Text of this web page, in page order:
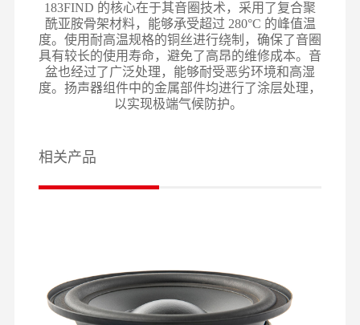
183FIND 的核心在于其音圈技术，采用了复合聚
酰亚胺骨架材料，能够承受超过 280°C 的峰值温
度。使用耐高温规格的铜丝进行绕制，确保了音圈
具有较长的使用寿命，避免了高昂的维修成本。音
盆也经过了广泛处理，能够耐受恶劣环境和高湿
度。扬声器组件中的金属部件均进行了涂层处理，
以实现极端气候防护。
相关产品